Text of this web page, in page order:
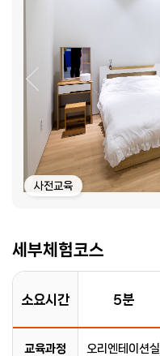
사전교육
세부체험코스
소요시간 5분
교육과정 오리엔테이션실